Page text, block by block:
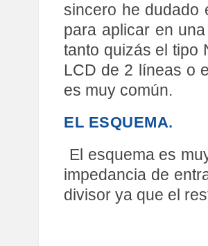
sincero he dudado
para aplicar en
tanto quizás el tipo
LCD de 2 líneas o
es muy común.
EL ESQUEMA.
El esquema es
impedancia de
divisor ya que el